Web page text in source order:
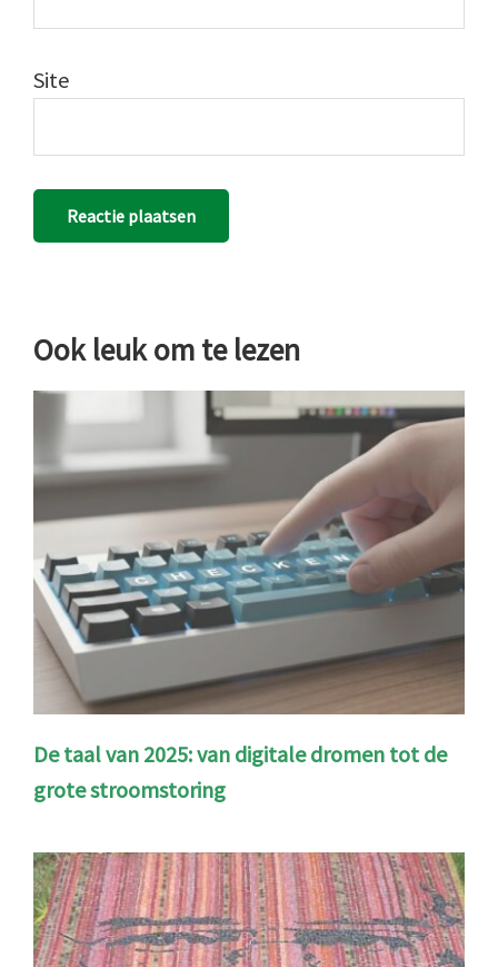
Site
Ook leuk om te lezen
De taal van 2025: van digitale dromen tot de
grote stroomstoring